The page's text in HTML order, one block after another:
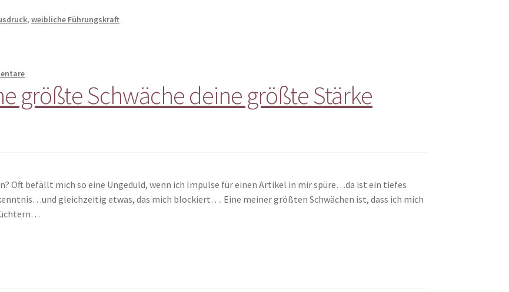
,weibliche Führungskraft
größte Schwäche deine größte Stärke
Oft befällt mich so eine Ungeduld, wenn ich Impulse für einen Artikel in mir spüre…da ist ein tiefes
gleichzeitig etwas, das mich blockiert…. Eine meiner größten Schwächen ist, dass ich mich